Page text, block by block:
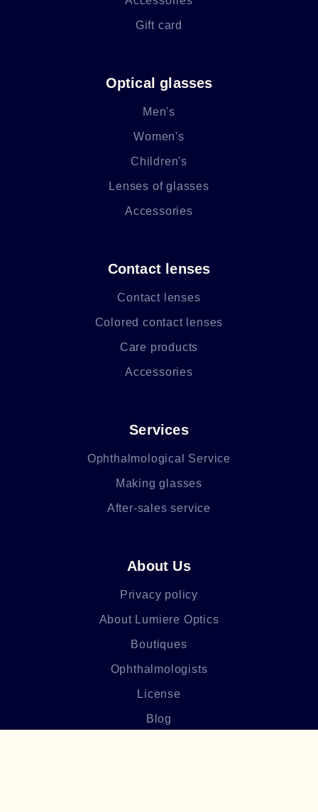
Gift card
Optical glasses
Men's
Women's
Children's
Lenses of glasses
Accessories
Contact lenses
Contact lenses
Colored contact lenses
Care products
Accessories
Services
Ophthalmological Service
Making glasses
After-sales service
About Us
Privacy policy
About Lumiere Optics
Boutiques
Ophthalmologists
License
Blog